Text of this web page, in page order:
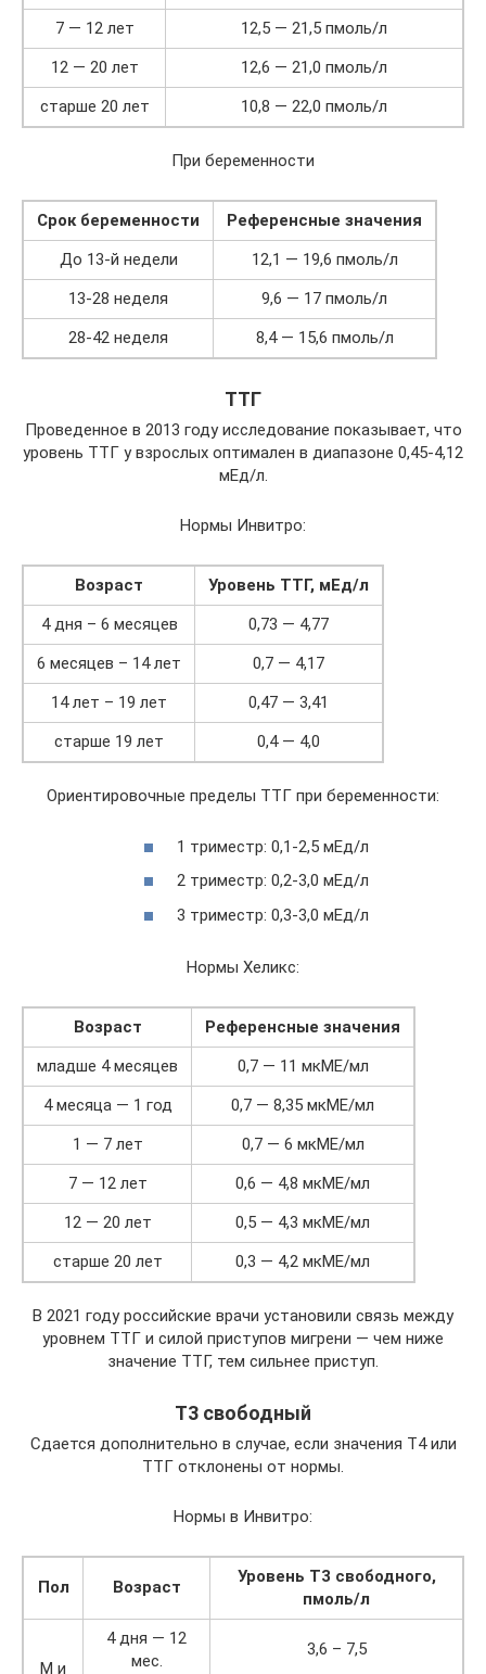
7 — 12 лет
12,5 — 21,5 пмоль/л
12 — 20 лет
12,6 — 21,0 пмоль/л
старше 20 лет
10,8 — 22,0 пмоль/л
При беременности
Срок беременности
Референсные значения
До 13-й недели
12,1 — 19,6 пмоль/л
13-28 неделя
9,6 — 17 пмоль/л
28-42 неделя
8,4 — 15,6 пмоль/л
ТТГ
Проведенное в 2013 году исследование показывает, что
уровень ТТГ у взрослых оптимален в диапазоне 0,45-4,12
мЕд/л.
Нормы Инвитро:
Возраст
Уровень ТТГ, мЕд/л
4 дня – 6 месяцев
0,73 — 4,77
6 месяцев – 14 лет
0,7 — 4,17
14 лет – 19 лет
0,47 — 3,41
старше 19 лет
0,4 — 4,0
Ориентировочные пределы ТТГ при беременности:
1 триместр: 0,1-2,5 мЕд/л
2 триместр: 0,2-3,0 мЕд/л
3 триместр: 0,3-3,0 мЕд/л
Нормы Хеликс:
Возраст
Референсные значения
младше 4 месяцев
0,7 — 11 мкМЕ/мл
4 месяца — 1 год
0,7 — 8,35 мкМЕ/мл
1 — 7 лет
0,7 — 6 мкМЕ/мл
7 — 12 лет
0,6 — 4,8 мкМЕ/мл
12 — 20 лет
0,5 — 4,3 мкМЕ/мл
старше 20 лет
0,3 — 4,2 мкМЕ/мл
В 2021 году российские врачи установили связь между
уровнем ТТГ и силой приступов мигрени — чем ниже
значение ТТГ, тем сильнее приступ.
Т3 свободный
Сдается дополнительно в случае, если значения Т4 или
ТТГ отклонены от нормы.
Нормы в Инвитро:
Пол Возраст
Уровень Т3 свободного,
пмоль/л
М и
4 дня — 12
мес.
3,6 – 7,5